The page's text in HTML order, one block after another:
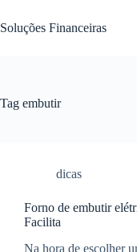
para
o
Soluções Financeiras
Tag embutir
dicas
Forno de embutir
Facilita
Na hora de escolher